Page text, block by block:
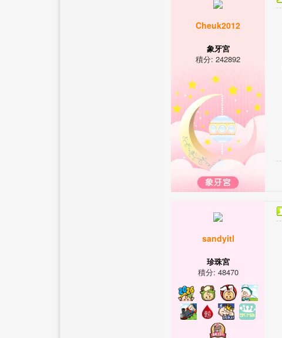
Cheuk2012
象牙宮
積分: 242892
sandyitl
珍珠宮
積分: 48470